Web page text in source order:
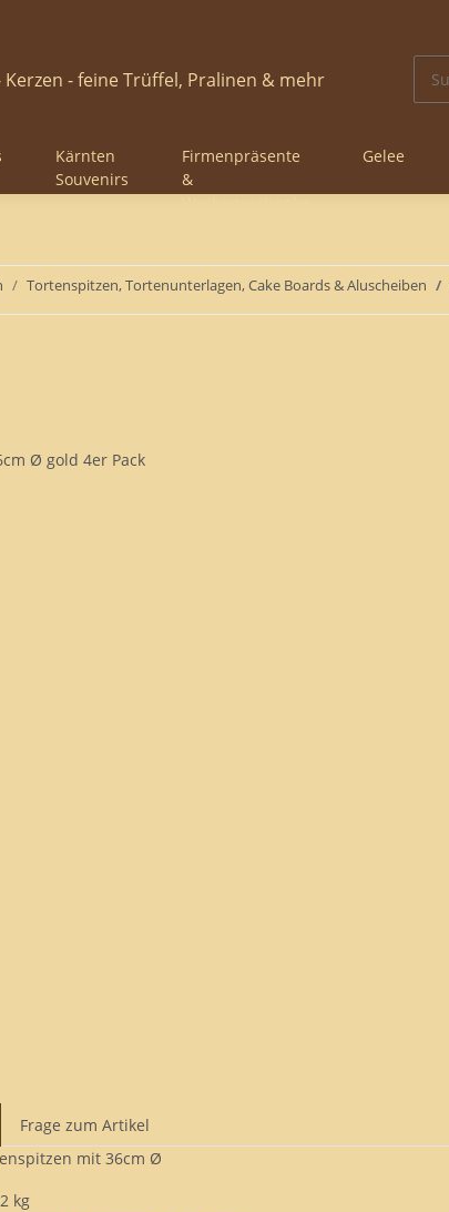
Kärnten
Souvenirs
Firmenpräsente
&
Gelee
Tortenspitzen, Tortenunterlagen, Cake Boards & Aluscheiben
Frage zum Artikel
mit 36cm Ø
kg